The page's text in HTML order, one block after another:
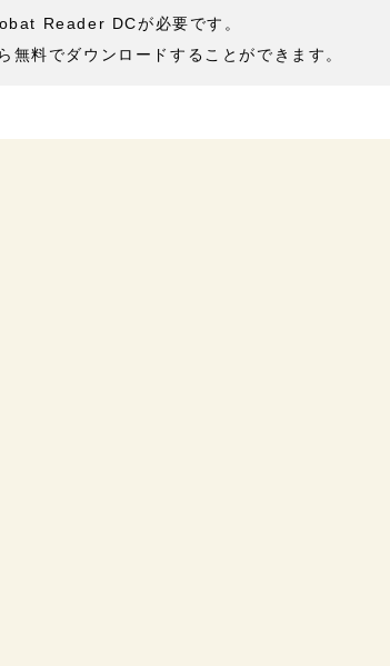
Reader DCが必要です。
無料でダウンロードすることができます。